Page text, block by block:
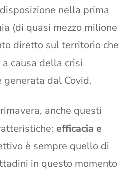
nella prima
(di quasi mezzo milione
diretto sul territorio che
causa della crisi
generata dal Covid.
anche questi
efficacia e
è sempre quello di
in questo momento